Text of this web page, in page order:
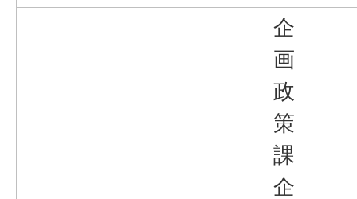
企
画
政
策
課
企